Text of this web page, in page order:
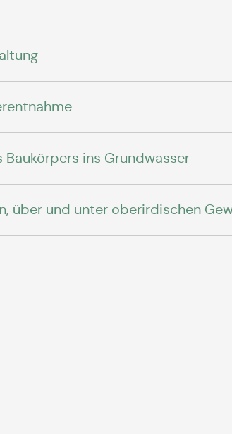
ins Grundwasser
über und unter oberirdischen